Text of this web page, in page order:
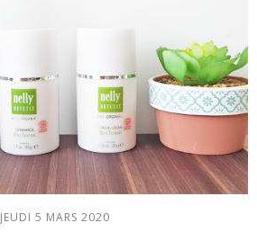
JEUDI 5 MARS 2020